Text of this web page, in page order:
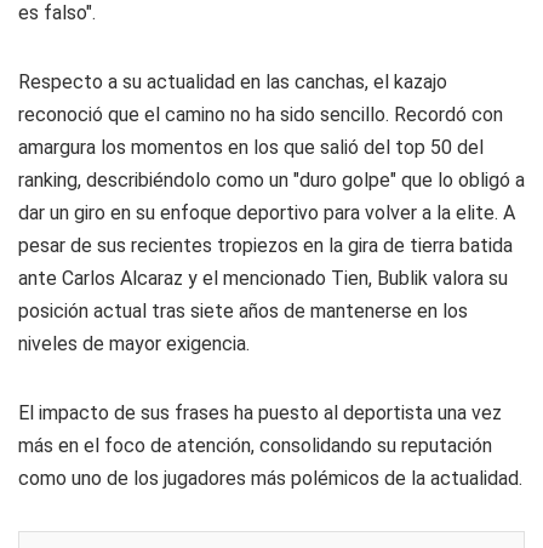
es falso".
Respecto a su actualidad en las canchas, el kazajo
reconoció que el camino no ha sido sencillo. Recordó con
amargura los momentos en los que salió del top 50 del
ranking, describiéndolo como un "duro golpe" que lo obligó a
dar un giro en su enfoque deportivo para volver a la elite. A
pesar de sus recientes tropiezos en la gira de tierra batida
ante Carlos Alcaraz y el mencionado Tien, Bublik valora su
posición actual tras siete años de mantenerse en los
niveles de mayor exigencia.
El impacto de sus frases ha puesto al deportista una vez
más en el foco de atención, consolidando su reputación
como uno de los jugadores más polémicos de la actualidad.